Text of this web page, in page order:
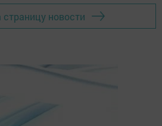
страницу новости